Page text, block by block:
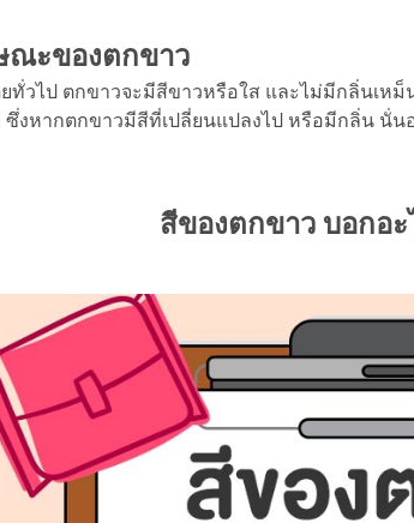
ณะของตกขาว
วไป ตกขาวจะมีสีขาวหรือใส และไม่มีกลิ่นเห
ซึ่งหากตกขาวมีสีที่เปลี่ยนแปลงไป หรือมีกลิ่น นั่น
สีของตกขาว บอกอะ